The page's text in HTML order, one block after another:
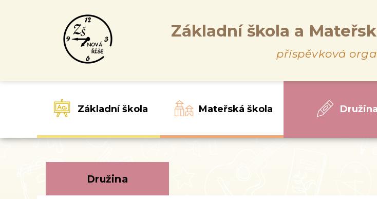
Základní škola a
příspěvková
Základní škola Mateřská škola Družina
Družina